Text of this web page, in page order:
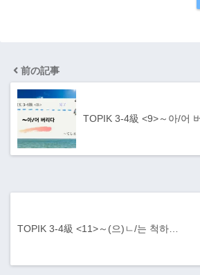
前の記事
TOPIK 3-4級 <9>～아/어
TOPIK 3-4級 <11>～(으)ㄴ/는 척하…